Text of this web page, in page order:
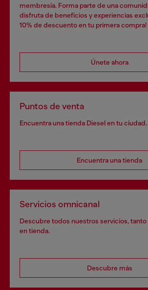
membresía. Forma parte de una
disfruta de beneficios y experiencias
10% de descuento en tu primera compra!
Únete ahora
Puntos de venta
Encuentra una tienda Diesel en tu ciudad.
Encuentra una tienda
Servicios omnicanal
Descubre todos nuestros servicios, tanto
en tienda.
Descubre más